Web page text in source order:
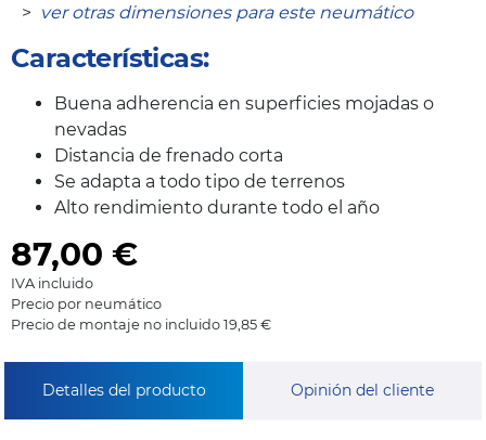
> ver otras dimensiones para este neumático
Características:
Buena adherencia en superficies mojadas o
nevadas
Distancia de frenado corta
Se adapta a todo tipo de terrenos
Alto rendimiento durante todo el año
87,00 €
IVA incluido
Precio por neumático
Precio de montaje no incluido 19,85 €
Detalles del producto Opinión del cliente